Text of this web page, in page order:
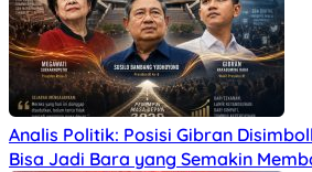
Analis Politik: Posisi Gibran
Bisa Jadi Bara yang Semakin